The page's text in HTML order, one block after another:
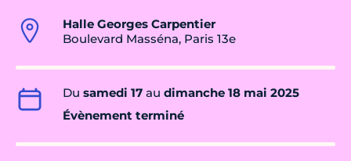
Halle Georges Carpentier
Boulevard Masséna, Paris 13e
Du samedi 17 au dimanche 18 mai 2025
Évènement terminé